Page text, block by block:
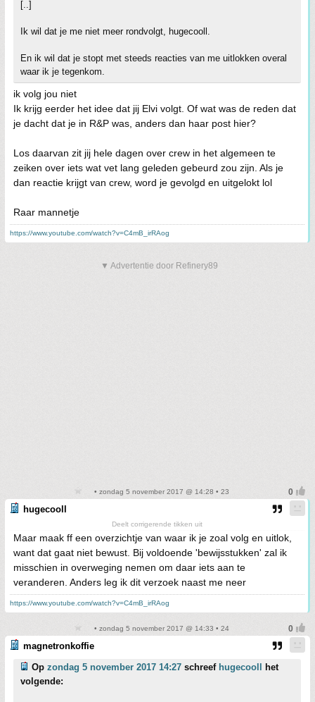
[..]
Ik wil dat je me niet meer rondvolgt, hugecooll.
En ik wil dat je stopt met steeds reacties van me uitlokken overal
waar ik je tegenkom.
ik volg jou niet
Ik krijg eerder het idee dat jij Elvi volgt. Of wat was de reden dat
je dacht dat je in R&P was, anders dan haar post hier?
Los daarvan zit jij hele dagen over crew in het algemeen te
zeiken over iets wat vet lang geleden gebeurd zou zijn. Als je
dan reactie krijgt van crew, word je gevolgd en uitgelokt lol
Raar mannetje
https://www.youtube.com/watch?v=C4mB_irRAog
▼ Advertentie door Refinery89
• zondag 5 november 2017 @ 14:28 • 23
hugecooll
Deelt corrigerende tikken uit
Maar maak ff een overzichtje van waar ik je zoal volg en uitlok,
want dat gaat niet bewust. Bij voldoende 'bewijsstukken' zal ik
misschien in overweging nemen om daar iets aan te
veranderen. Anders leg ik dit verzoek naast me neer
https://www.youtube.com/watch?v=C4mB_irRAog
• zondag 5 november 2017 @ 14:33 • 24
magnetronkoffie
Op zondag 5 november 2017 14:27 schreef hugecooll
het
volgende: